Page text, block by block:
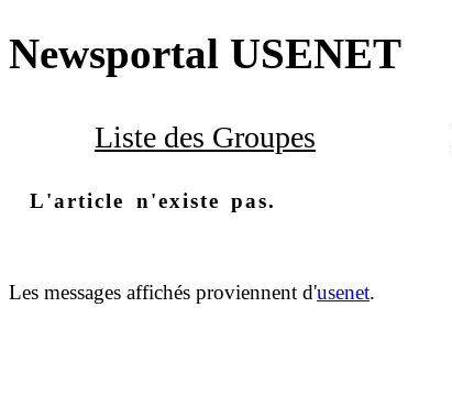
Newsportal USENET
Liste des Groupes
L'article n'existe pas.
Les messages affichés proviennent d'usenet.